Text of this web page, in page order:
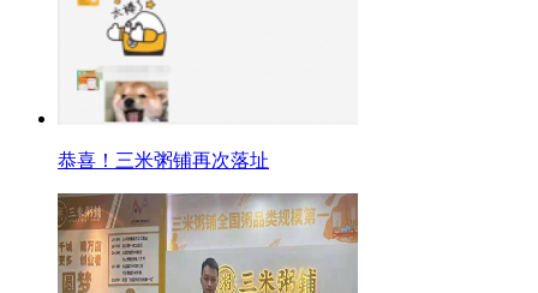
恭喜！三米粥铺再次落址